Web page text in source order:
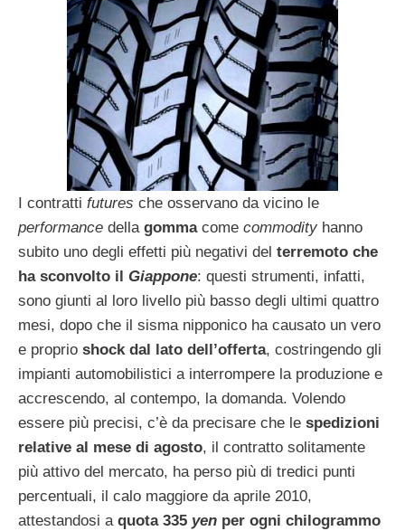
I contratti futures che osservano da vicino le
performance della gommacome commodity hanno
subito uno degli effetti più negativi del terremoto che
ha sconvolto il Giappone: questi strumenti, infatti,
sono giunti al loro livello più basso degli ultimi quattro
mesi, dopo che il sisma nipponico ha causato un vero
e proprio shock dal lato dell’offerta, costringendo gli
impianti automobilistici a interrompere la produzione e
accrescendo, al contempo, la domanda. Volendo
essere più precisi, c’è da precisare che le spedizioni
relative al mese di agosto, il contratto solitamente
più attivo del mercato, ha perso più di tredici punti
percentuali, il calo maggiore da aprile 2010,
attestandosi a quota 335 yen per ogni chilogrammo